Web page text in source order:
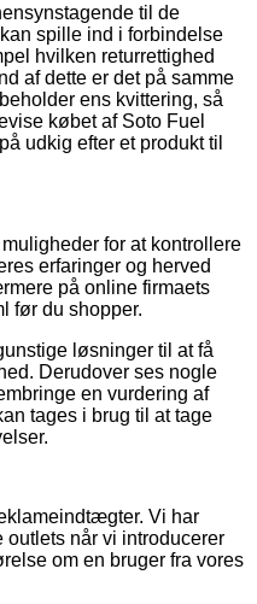
til de
spille ind i forbindelse
hvilken returrettighed
af dette er det på samme
ens kvittering, så
købet af Soto Fuel
udkig efter et produkt til
for at kontrollere
erfaringer og herved
på online firmaets
før du shopper.
løsninger til at få
Derudover ses nogle
en vurdering af
tages i brug til at tage
Vi har
når vi introducerer
om en bruger fra vores